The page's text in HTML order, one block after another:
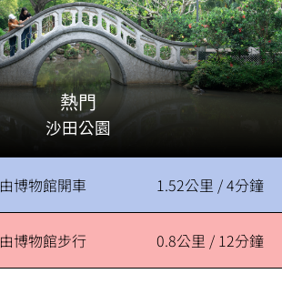
熱門
沙田公園
由博物館開車 1.52公里 / 4分鐘
由博物館步行 0.8公里 / 12分鐘